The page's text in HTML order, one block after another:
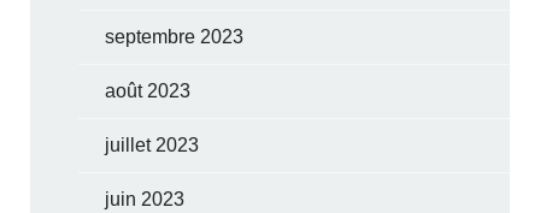
septembre 2023
août 2023
juillet 2023
juin 2023